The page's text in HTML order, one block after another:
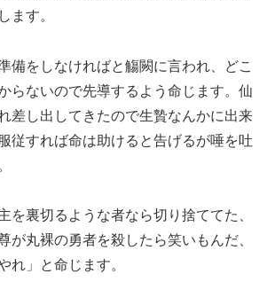
ます。
備をしなければと觴闕に言われ、どこ
らないので先導するよう命じます。仙
差し出してきたので生贄なんかに出来
従すれば命は助けると告げるが唾を吐
を裏切るような者なら切り捨ててた、
が丸裸の勇者を殺したら笑いもんだ、
れ」と命じます。